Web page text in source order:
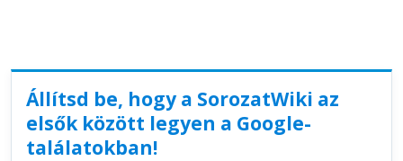
Állítsd be, hogy a SorozatWiki az
elsők között legyen a Google-
találatokban!